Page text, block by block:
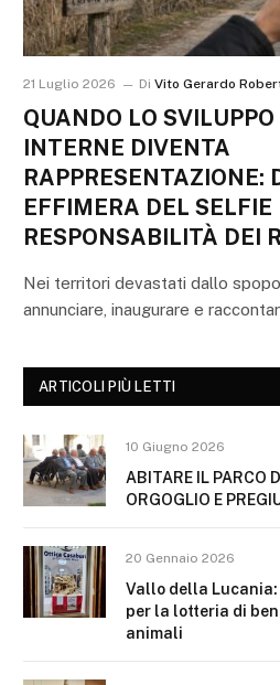
21 Luglio 2026 Di Vito Gerardo
QUANDO LO
INTERNE DIVENTA
RAPPRESENTAZIONE:
EFFIMERA DEL
RESPONSABILITÀ DEI
Nei territori devastati dallo
annunciare, inaugurare e
ARTICOLI PIÙ LETTI
10 Giugno 2026
ABITARE IL PARCO
ORGOGLIO E
20 Gennaio 2026
Vallo della
per la lotteria di
animali